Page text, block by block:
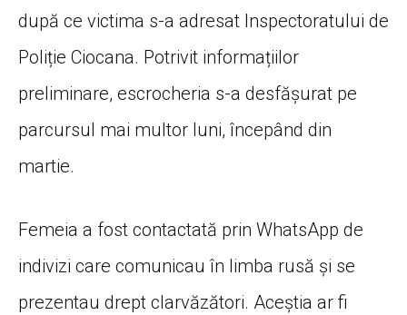
după ce victima s-a adresat Inspectoratului de
Poliție Ciocana. Potrivit informațiilor
preliminare, escrocheria s-a desfășurat pe
parcursul mai multor luni, începând din
martie.
Femeia a fost contactată prin WhatsApp de
indivizi care comunicau în limba rusă și se
prezentau drept clarvăzători. Aceștia ar fi